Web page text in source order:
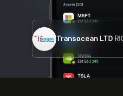
Transocean LTD